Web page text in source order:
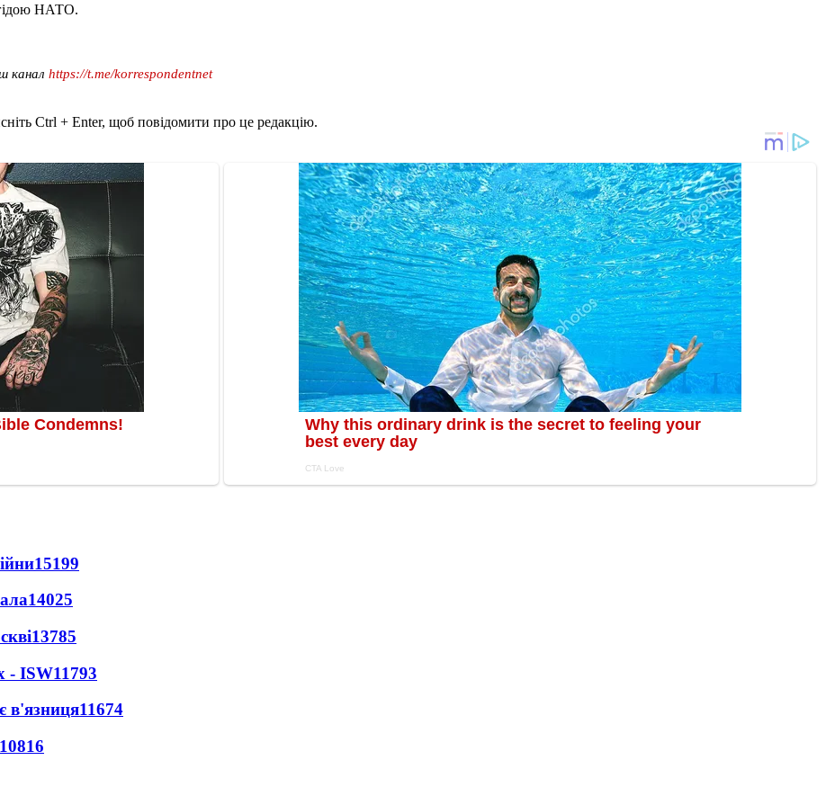
НАТО.
канал https://t.me/korrespondentnet
Ctrl + Enter, щоб повідомити про це редакцію.
15199
14025
13785
- ISW11793
в'язниця11674
10816